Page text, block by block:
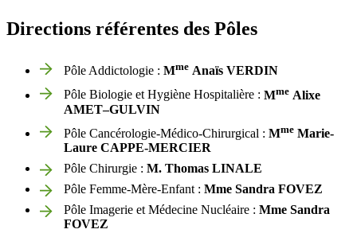
Directions référentes des Pôles
Pôle Addictologie : Mme Anaïs VERDIN
Pôle Biologie et Hygiène Hospitalière : Mme Alixe
AMET–GULVIN
Pôle Cancérologie-Médico-Chirurgical : Mme Marie-
Laure CAPPE-MERCIER
Pôle Chirurgie : M. Thomas LINALE
Pôle Femme-Mère-Enfant : Mme Sandra FOVEZ
Pôle Imagerie et Médecine Nucléaire : Mme Sandra
FOVEZ